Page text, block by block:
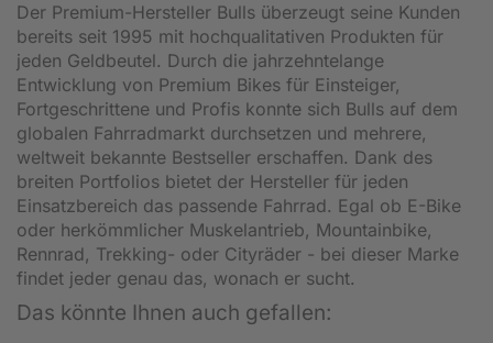
Der Premium-Hersteller Bulls überzeugt seine Kunden
bereits seit 1995 mit hochqualitativen Produkten für
jeden Geldbeutel. Durch die jahrzehntelange
Entwicklung von Premium Bikes für Einsteiger,
Fortgeschrittene und Profis konnte sich Bulls auf dem
globalen Fahrradmarkt durchsetzen und mehrere,
weltweit bekannte Bestseller erschaffen. Dank des
breiten Portfolios bietet der Hersteller für jeden
Einsatzbereich das passende Fahrrad. Egal ob E-Bike
oder herkömmlicher Muskelantrieb, Mountainbike,
Rennrad, Trekking- oder Cityräder - bei dieser Marke
findet jeder genau das, wonach er sucht.
Das könnte Ihnen auch gefallen: